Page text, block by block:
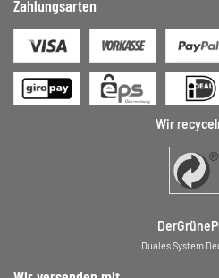
Zahlungsarten
Wir
Duales System